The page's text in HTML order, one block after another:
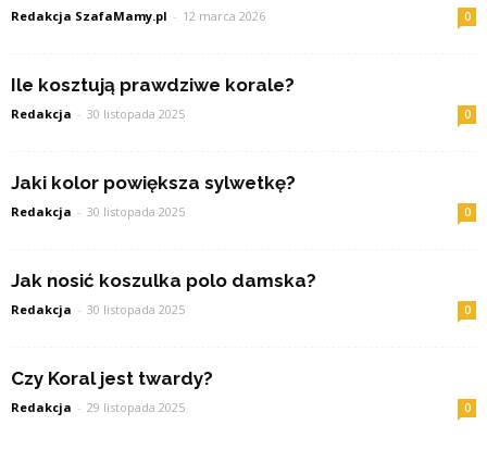
Redakcja SzafaMamy.pl - 12 marca 2026 0
Ile kosztują prawdziwe korale?
Redakcja - 30 listopada 2025 0
Jaki kolor powiększa sylwetkę?
Redakcja - 30 listopada 2025 0
Jak nosić koszulka polo damska?
Redakcja - 30 listopada 2025 0
Czy Koral jest twardy?
Redakcja - 29 listopada 2025 0